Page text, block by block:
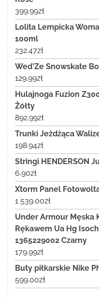
399.99zł
Lolita Lempicka
100ml
232.47zł
Wed'Ze Snowskate
129.99zł
Hulajnoga Fuzion
Żółty
892.99zł
Trunki Jeżdżąca
198.94zł
Stringi HENDERSON
6.90zł
Xtorm Panel
1 539.00zł
Under Armour Męska
Rękawem Ua Hg
1365229002 Czarny
179.99zł
Buty piłkarskie Nike
599.00zł